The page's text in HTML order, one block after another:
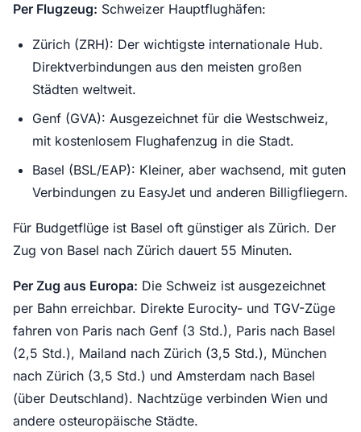
Per Flugzeug: Schweizer Hauptflughäfen:
Zürich (ZRH): Der wichtigste internationale Hub.
Direktverbindungen aus den meisten großen
Städten weltweit.
Genf (GVA): Ausgezeichnet für die Westschweiz,
mit kostenlosem Flughafenzug in die Stadt.
Basel (BSL/EAP): Kleiner, aber wachsend, mit guten
Verbindungen zu EasyJet und anderen Billigfliegern.
Für Budgetflüge ist Basel oft günstiger als Zürich. Der
Zug von Basel nach Zürich dauert 55 Minuten.
Per Zug aus Europa: Die Schweiz ist ausgezeichnet
per Bahn erreichbar. Direkte Eurocity- und TGV-Züge
fahren von Paris nach Genf (3 Std.), Paris nach Basel
(2,5 Std.), Mailand nach Zürich (3,5 Std.), München
nach Zürich (3,5 Std.) und Amsterdam nach Basel
(über Deutschland). Nachtzüge verbinden Wien und
andere osteuropäische Städte.